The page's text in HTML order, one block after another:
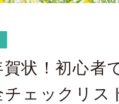
LINEで予約・相
状！初心者
チェックリス